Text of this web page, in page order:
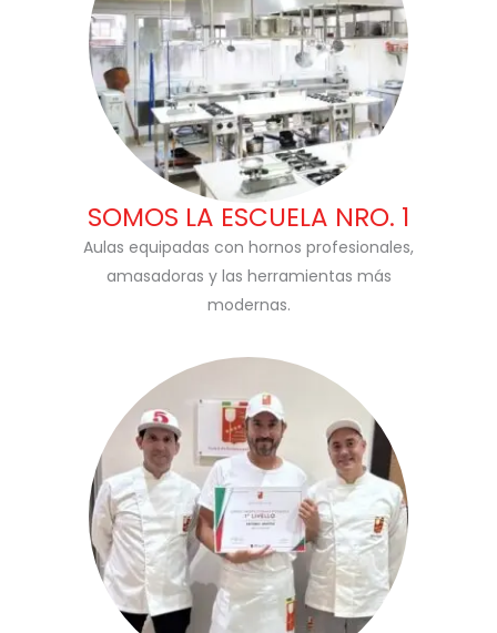
SOMOS LA ESCUELA NRO. 1
Aulas equipadas con hornos profesionales,
amasadoras y las herramientas más
modernas.